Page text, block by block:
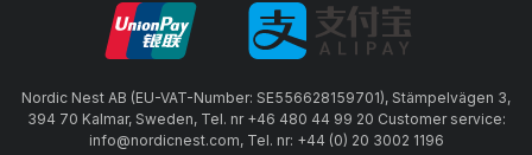
Nordic Nest AB (EU-VAT-Number: SE556628159701), Stämpelvägen 3,
394 70 Kalmar, Sweden, Tel. nr +46 480 44 99 20 Customer service:
info@nordicnest.com, Tel. nr: +44 (0) 20 3002 1196